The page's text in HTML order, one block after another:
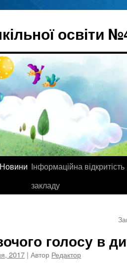
освіти
Новини Інформаційна відкритість
закладу
голосу в
2017 | Автор Редактор